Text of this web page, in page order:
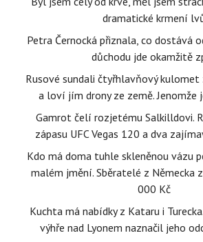
dramatické krmení
Petra Černocká přiznala, co dostává
důchodu jde okamžitě
Rusové sundali čtyřhlavňový
a loví jím drony ze země. Jenomže
Gamrot čelí rozjetému Salkilldovi.
zápasu UFC Vegas 120 a dva
Kdo má doma tuhle skleněnou vázu
malém jmění. Sběratelé z Německa
000 Kč
Kuchta má nabídky z Kataru i
výhře nad Lyonem naznačil jeho